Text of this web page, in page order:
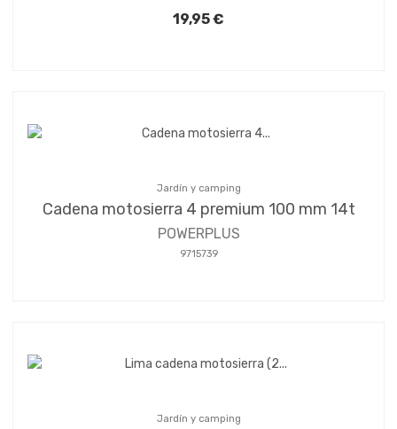
19,95 €
Jardín y camping
Cadena motosierra 4 premium 100 mm 14t
POWERPLUS
9715739
Jardín y camping